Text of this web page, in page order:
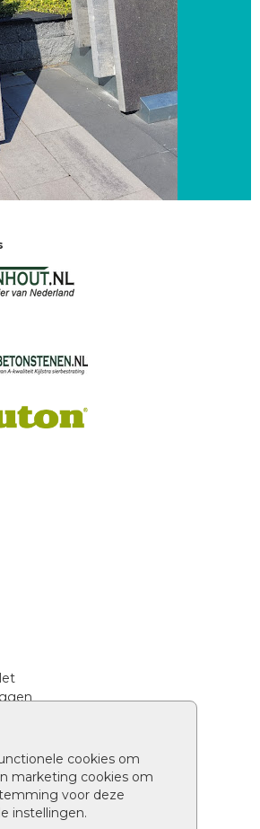
cookies om
marketing cookies om
voor deze
instellingen.
onderhouden
betonstenen
en keramische